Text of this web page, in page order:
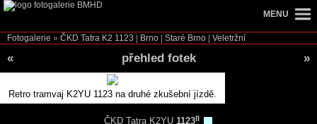
Fotogalerie » ČKD Tatra K2 1123 Brno Staré Brno Veletržní
« přehled fotek »
Retro tramvaj K2YU 1123 na druhé zkušební jízdě.
ČKD Tatra K2YU 1123II
MENU